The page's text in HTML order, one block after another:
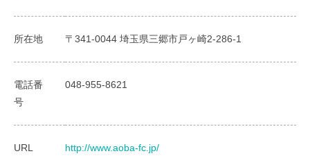
所在地 〒341-0044 埼玉県三郷市戸ヶ崎2-286-1
電話番
号
048-955-8621
URL http://www.aoba-fc.jp/